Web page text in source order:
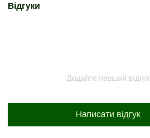
Відгуки
Додайте перший відгук
Написати відгук